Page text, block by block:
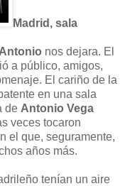
Madrid, sala
Antonio nos dejara. El
a público, amigos,
El cariño de la
en una sala
de Antonio Vega
veces tocaron
el que, seguramente,
años más.
tenían un aire